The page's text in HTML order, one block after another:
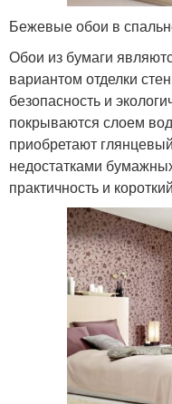
Бежевые обои в
Обои из бумаги
вариантом отделки
безопасность и
покрываются слоем
приобретают
недостатками
практичность и